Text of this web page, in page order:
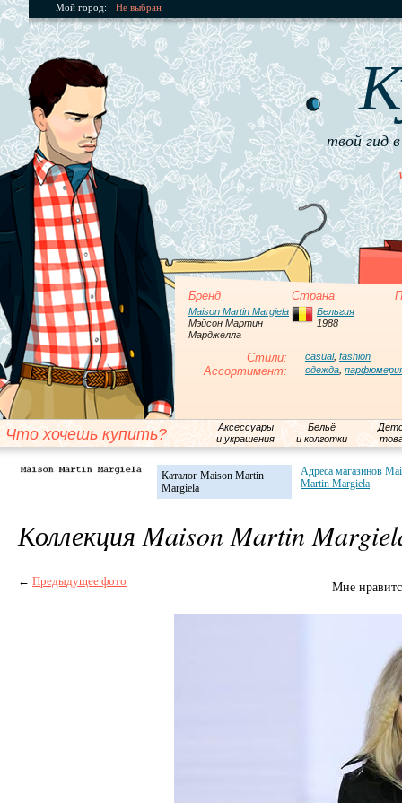
Мой город: Не выбран
твой гид
Бренд Страна
Maison Martin Margiela
Мэйсон Мартин
Марджелла
Бельгия
1988
Стили: casual, fashion
Ассортимент: одежда
Что хочешь купить?
Аксессуары
и украшения
Бельё
и колготки
Каталог Maison Martin
Margiela
Адреса магазинов
Martin Margiela
Коллекция Maison Martin
← Предыдущее фото Мне